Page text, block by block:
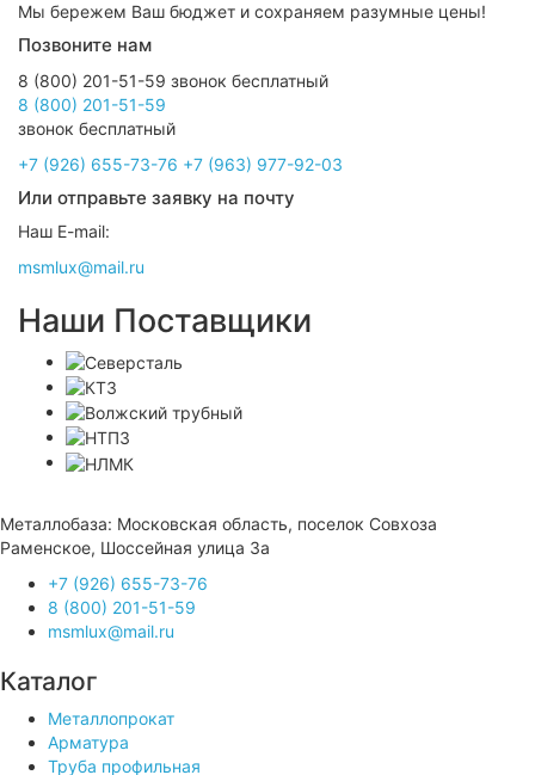
Мы бережем Ваш бюджет и сохраняем разумные цены!
Позвоните нам
8 (800) 201-51-59
звонок бесплатный
+7 (926) 655-73-76 +7 (963) 977-92-03
Или отправьте заявку на почту
Наш E-mail:
msmlux@mail.ru
Наши Поставщики
Металлобаза: Московская область, поселок Совхоза
Раменское, Шоссейная улица 3а
+7 (926) 655-73-76
8 (800) 201-51-59
msmlux@mail.ru
Каталог
Металлопрокат
Арматура
Труба профильная